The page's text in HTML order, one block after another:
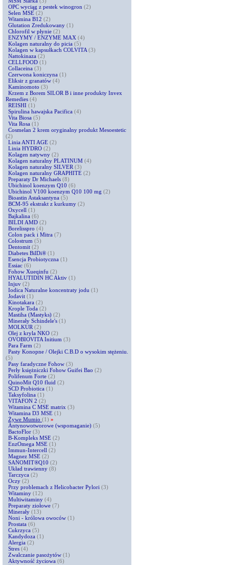
OPC wyciąg z pestek winogron (2)
Selen MSE (2)
Witamina B12 (2)
Glutation Zredukowany (1)
Chlorofil w płynie (2)
ENZYMY / ENZYME MAX (4)
Kolagen naturalny do picia (5)
Kolagen w kapsułkach COLVITA (3)
Nattokinaza (2)
CELLFOOD (1)
Collaceina (3)
Czerwona koniczyna (1)
Eliksir z granatów (4)
Kaminomoto (3)
Krzem z Borem SILOR B i inne produkty Invex
Remedies (4)
REISHI (1)
Spirulina hawajska Pacifica (4)
Vita Biosa (5)
Vita Rosa (1)
Cosmelan 2 krem oryginalny produkt Mesoestetic
(2)
Linia ANTI AGE (2)
Linia HYDRO (2)
Kolagen natywny (2)
Kolagen naturalny PLATINUM (4)
Kolagen naturalny SILVER (3)
Kolagen naturalny GRAPHITE (2)
Preparaty Dr Michaels (8)
Ubichinol koenzym Q10 (6)
Ubichinol V100 koenzym Q10 100 mg (2)
Bioastin Astaksantyna (5)
BCM-95 ekstrakt z kurkumy (2)
Oxycell (1)
Bajkalina (6)
BILDI AMD (2)
Borelisspro (4)
Colon pack i Mitra (7)
Colostrum (5)
Dentomit (2)
Diabetes BilDi® (1)
Esencja Probiotyczna (1)
Essiac (6)
Fohow Xueqinfu (2)
HYALUTIDIN HC Aktiv (1)
Injuv (2)
Iodica Naturalne koncentraty jodu (1)
Jodavit (1)
Kinotakara (2)
Krople Toda (2)
Mastiha (Mastyks) (2)
Minerały Schindele's (1)
MOLKUR (2)
Olej z kryla NKO (2)
OVOBIOVITA Initium (3)
Para Farm (2)
Pasty Konopne / Olejki C.B.D o wysokim stężeniu.
(5)
Pasy faradyczne Fohow (3)
Perły księżniczki Fohow Guifei Bao (2)
Polifenum Forte (2)
QuinoMit Q10 fluid (2)
SCD Probiotica (1)
Taksyfolina (1)
VITAFON 2 (2)
Witamina C MSE matrix (3)
Witamina D3 MSE (1)
Żywe Mumio (1) »
Antynowotworowe (wspomaganie) (5)
BactoFlor (3)
B-Kompleks MSE (2)
EnzOmega MSE (1)
Immun-Intercell (2)
Magnez MSE (2)
SANOMIT®Q10 (2)
Układ trawienny (8)
Tarczyca (2)
Oczy (2)
Przy problemach z Helicobacter Pylori (3)
Witaminy (12)
Multiwitaminy (4)
Preparaty ziołowe (7)
Minerały (13)
Noni - królowa owoców (1)
Prostata (6)
Cukrzyca (5)
Kandydoza (1)
Alergia (2)
Stres (4)
Zwalczanie pasożytów (1)
Aktywność życiowa (6)